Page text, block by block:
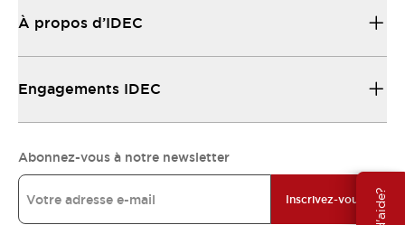
À propos d’IDEC
Engagements IDEC
Abonnez-vous à notre newsletter
Inscrivez-vous